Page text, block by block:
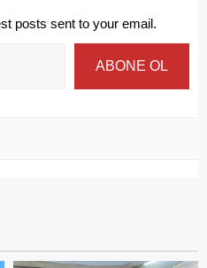
posts sent to your email.
ABONE OL